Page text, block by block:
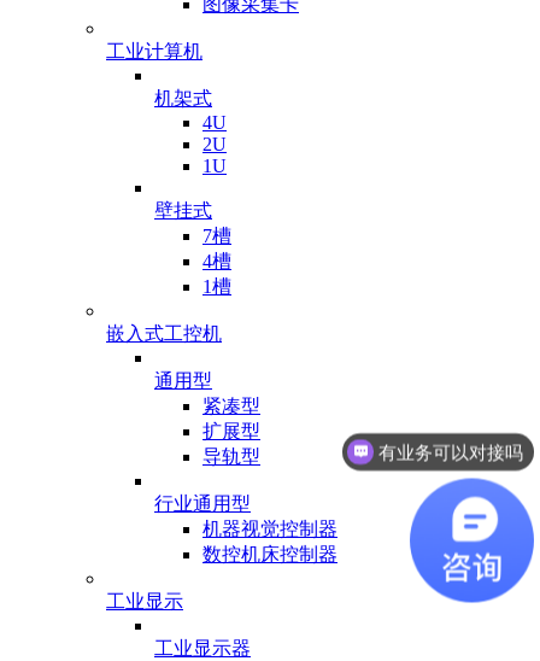
工业计算机
机架式
4U
2U
1U
壁挂式
7槽
4槽
1槽
嵌入式工控机
通用型
紧凑型
扩展型
导轨型
行业通用型
机器视觉控制器
数控机床控制器
工业显示
工业显示器
有业务可以对接吗